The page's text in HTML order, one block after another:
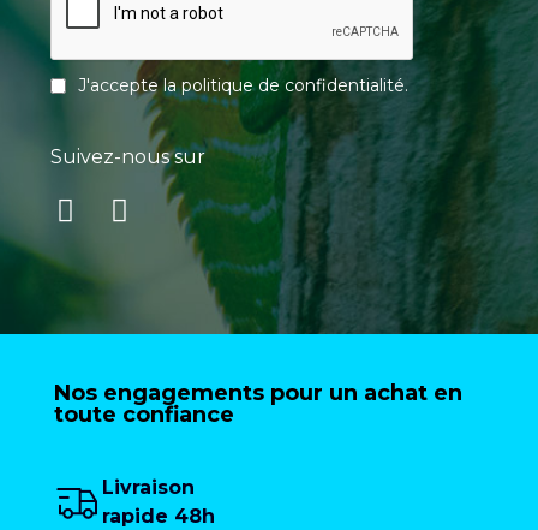
J'accepte lapolitique de confidentialité.
Suivez-nous sur
Nos engagements pour un achat en
toute confiance
Livraison
rapide 48h